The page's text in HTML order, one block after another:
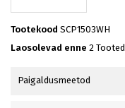
Tootekood SCP1503WH
Laosolevad enne 2 Tooted
Paigaldusmeetod